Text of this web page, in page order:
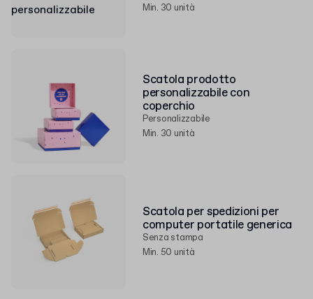
Min. 30 unità
Scatola prodotto
personalizzabile con
coperchio
Personalizzabile
Min. 30 unità
Scatola per spedizioni per
computer portatile generica
Senza stampa
Min. 50 unità